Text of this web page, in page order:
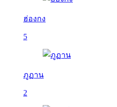
ฮ่องกง
5
ภูฏาน
2